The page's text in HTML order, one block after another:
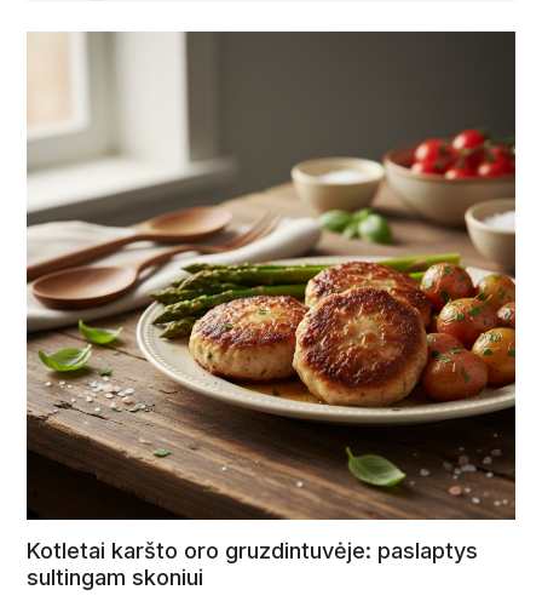
Kotletai karšto oro gruzdintuvėje: paslaptys
sultingam skoniui